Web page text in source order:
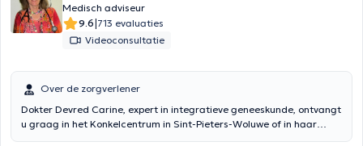
Medisch adviseur
9.6|713 evaluaties
Videoconsultatie
Over de zorgverlener
Dokter Devred Carine, expert in integratieve geneeskunde, ontvangt
u graag in het Konkelcentrum in Sint-Pieters-Woluwe of in haar